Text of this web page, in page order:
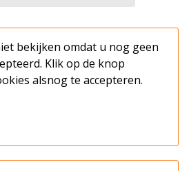
bekijken omdat u nog geen
Klik op de knop
alsnog te accepteren.